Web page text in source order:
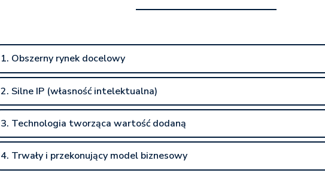
1. Obszerny rynek docelowy
2. Silne IP (własność intelektualna)
3. Technologia tworząca wartość dodaną
4. Trwały i przekonujący model biznesowy